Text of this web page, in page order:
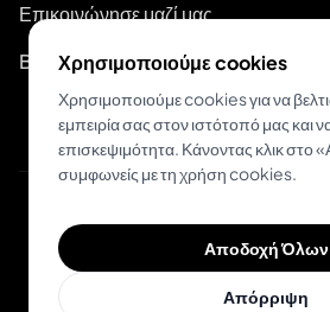
Επικοινώνησε μαζί μας
Branding Kit
© 2026 Inkjin
Πολιτική ΑπορρήτουΌροι Χρήσης
Χρησιμοποιούμε cookies
Χρησιμοποιούμε cookies για να
εμπειρία σας στον ιστότοπό μας και
επισκεψιμότητα. Κάνοντας κλικ
συμφωνείς με τη χρήση cookies.
Αποδοχή Όλων
Απόρριψη